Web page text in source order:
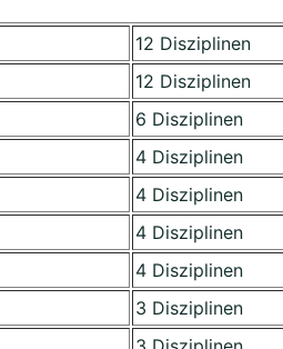
12 Disziplinen
12 Disziplinen
6 Disziplinen
4 Disziplinen
4 Disziplinen
4 Disziplinen
4 Disziplinen
3 Disziplinen